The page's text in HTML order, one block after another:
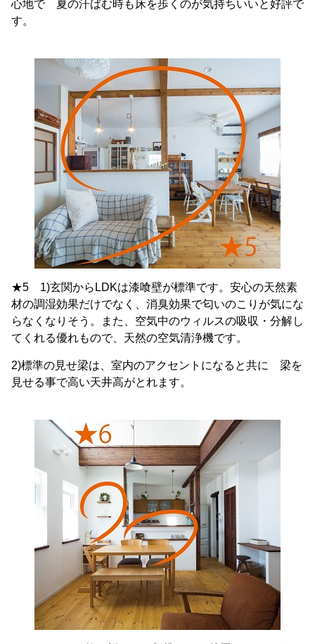
心地で 夏の汗ばむ時も床を歩くのが気持ちいいと好評で
す。
★5 1)玄関からLDKは漆喰壁が標準です。安心の天然素
材の調湿効果だけでなく、消臭効果で匂いのこりが気にな
らなくなりそう。また、空気中のウィルスの吸収・分解し
てくれる優れもので、天然の空気清浄機です。
2)標準の見せ梁は、室内のアクセントになると共に 梁を
見せる事で高い天井高がとれます。